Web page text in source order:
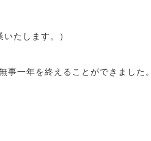
たします。）
事一年を終えることができました。